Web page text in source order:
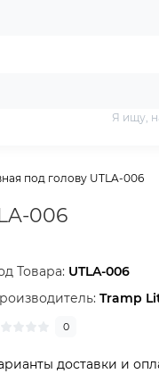
Я ищу,
под голову UTLA-006
006
Товара: UTLA-006
Tramp
0
доставки и